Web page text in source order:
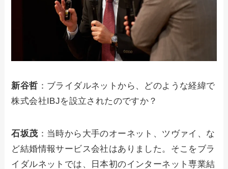
新谷哲 ：ブライダルネットから、どのような経緯で
株式会社IBJを設立されたのですか？
石坂茂 ：当時から大手のオーネット、ツヴァイ、な
ど結婚情報サービス会社はありました。そこをブラ
イダルネットでは、日本初のインターネット専業結